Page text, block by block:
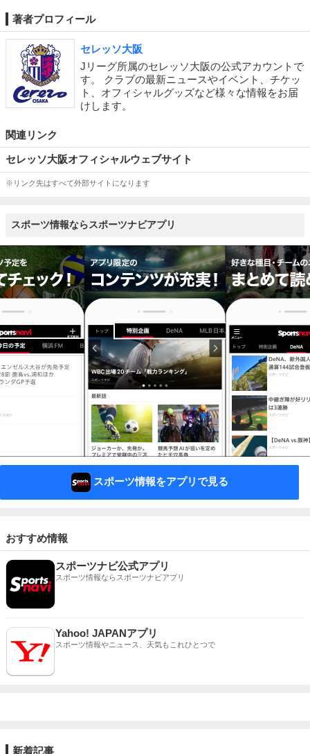
著者プロフィール
セレッソ大阪
Jリーグ所属のセレッソ大阪の公式アカウントで
す。 クラブの最新ニュースやイベント、チケッ
ト、オフィシャルグッズなど様々な情報をお届
けします。
関連リンク
セレッソ大阪オフィシャルウェブサイト
※リンク先はすべて外部サイトになります
スポーツ情報ならスポーツナビアプリ
スポーツ情報をアプリで見る
おすすめ情報
スポーツナビ公式アプリ
スポーツ情報ならスポーツナビアプリ
Yahoo! JAPANアプリ
スポーツ情報やニュース、天気もこれひとつで
新着記事